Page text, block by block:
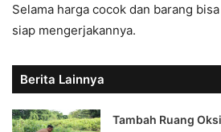
Selama harga cocok dan barang
siap mengerjakannya.
Berita Lainnya
Tambah Ruang